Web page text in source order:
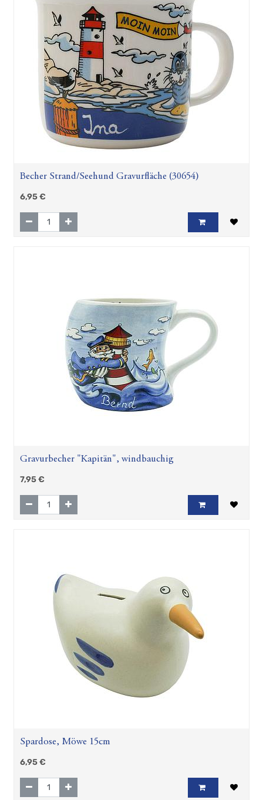
Becher Strand/Seehund Gravurfläche (30654)
6,95€
Gravurbecher "Kapitän", windbauchig
7,95€
Spardose, Möwe 15cm
6,95€